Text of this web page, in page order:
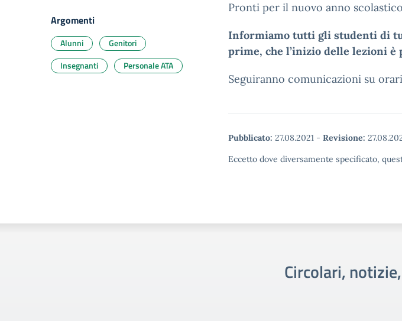
Pronti per il nuovo anno
Informiamo tutti gli studenti di
prime, che l’inizio delle lezioni è
Seguiranno comunicazioni su
Pubblicato: 27.08.2021 - Revisione:
Eccetto dove diversamente specificato,
Argomenti
Alunni
Genitori
Insegnanti
Personale ATA
Circolari,